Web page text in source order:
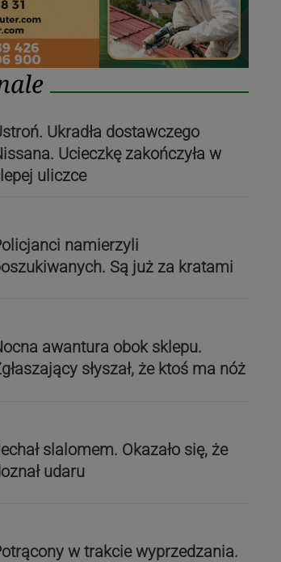
Ukradła dostawczego
Ucieczkę zakończyła w
uliczce
namierzyli
Są już za kratami
awantura obok sklepu.
słyszał, że ktoś ma nóż
slalomem. Okazało się, że
udaru
w trakcie wyprzedzania.